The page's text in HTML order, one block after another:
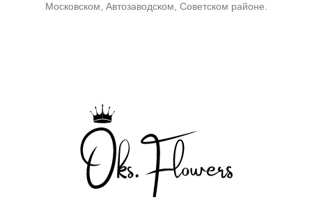
Московском, Автозаводском, Советском районе.